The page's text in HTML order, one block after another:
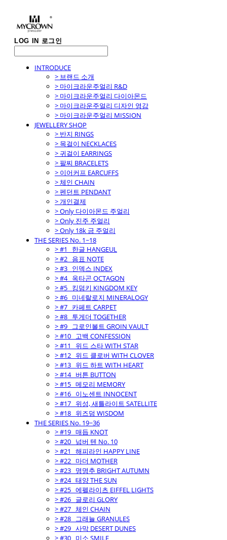
LOG IN 로그인
INTRODUCE
> 브랜드 소개
> 마이크라운주얼리 R&D
> 마이크라운주얼리 다이아몬드
> 마이크라운주얼리 디자인 영감
> 마이크라운주얼리 MISSION
JEWELLERY SHOP
> 반지 RINGS
> 목걸이 NECKLACES
> 귀걸이 EARRINGS
> 팔찌 BRACELETS
> 이어커프 EARCUFFS
> 체인 CHAIN
> 펜던트 PENDANT
> 개인결제
> Only 다이아몬드 주얼리
> Only 진주 주얼리
> Only 18k 금 주얼리
THE SERIES No. 1~18
> #1_ 한글 HANGEUL
> #2_ 음표 NOTE
> #3_ 인덱스 INDEX
> #4_ 옥타곤 OCTAGON
> #5_ 킹덤키 KINGDOM KEY
> #6_ 미네랄로지 MINERALOGY
> #7_ 카페트 CARPET
> #8_ 투게더 TOGETHER
> #9_ 그로인볼트 GROIN VAULT
> #10_ 고백 CONFESSION
> #11_ 위드 스타 WITH STAR
> #12_ 위드 클로버 WITH CLOVER
> #13_ 위드 하트 WITH HEART
> #14_ 버튼 BUTTON
> #15_ 메모리 MEMORY
> #16_ 이노센트 INNOCENT
> #17_ 위성, 새틀라이트 SATELLITE
> #18_ 위즈덤 WISDOM
THE SERIES No. 19~36
> #19_ 매듭 KNOT
> #20_ 넘버 텐 No. 10
> #21_ 해피라인 HAPPY LINE
> #22_ 마더 MOTHER
> #23_ 명명추 BRIGHT AUTUMN
> #24_ 태양 THE SUN
> #25_ 에펠라이츠 EIFFEL LIGHTS
> #26_ 글로리 GLORY
> #27_ 체인 CHAIN
> #28_ 그래뉼 GRANULES
> #29_ 사막 DESERT DUNES
> #30_ 미소 SMILE